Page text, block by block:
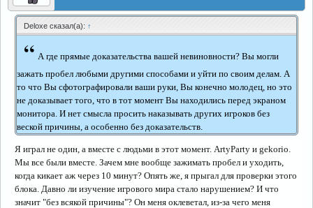
Deloxe сказал(а): ↑
“ А где прямые доказательства вашей невиновности? Вы могли
зажать пробел любыми другими способами и уйти по своим делам. А
то что Вы сфотографировали ваши руки, Вы конечно молодец, но это
не доказывает того, что в тот момент Вы находились перед экраном
монитора. И нет смысла просить наказывать других игроков без
веской причины, а особенно без доказательств.
Я играл не один, а вместе с людьми в этот момент. ArtyParty и gekorio.
Мы все были вместе. Зачем мне вообще зажимать пробел и уходить,
когда кикает аж через 10 минут? Опять же, я прыгал для проверки этого
блока. Давно ли изучение игрового мира стало нарушением? И что
значит "без всякой причины"? Он меня оклеветал, из-за чего меня